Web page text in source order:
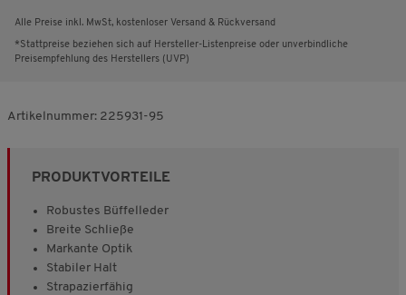
Alle Preise inkl. MwSt, kostenloser Versand & Rückversand
*Stattpreise beziehen sich auf Hersteller-Listenpreise oder unverbindliche
Preisempfehlung des Herstellers (UVP)
Artikelnummer: 225931-95
PRODUKTVORTEILE
Robustes Büffelleder
Breite Schließe
Markante Optik
Stabiler Halt
Strapazierfähig